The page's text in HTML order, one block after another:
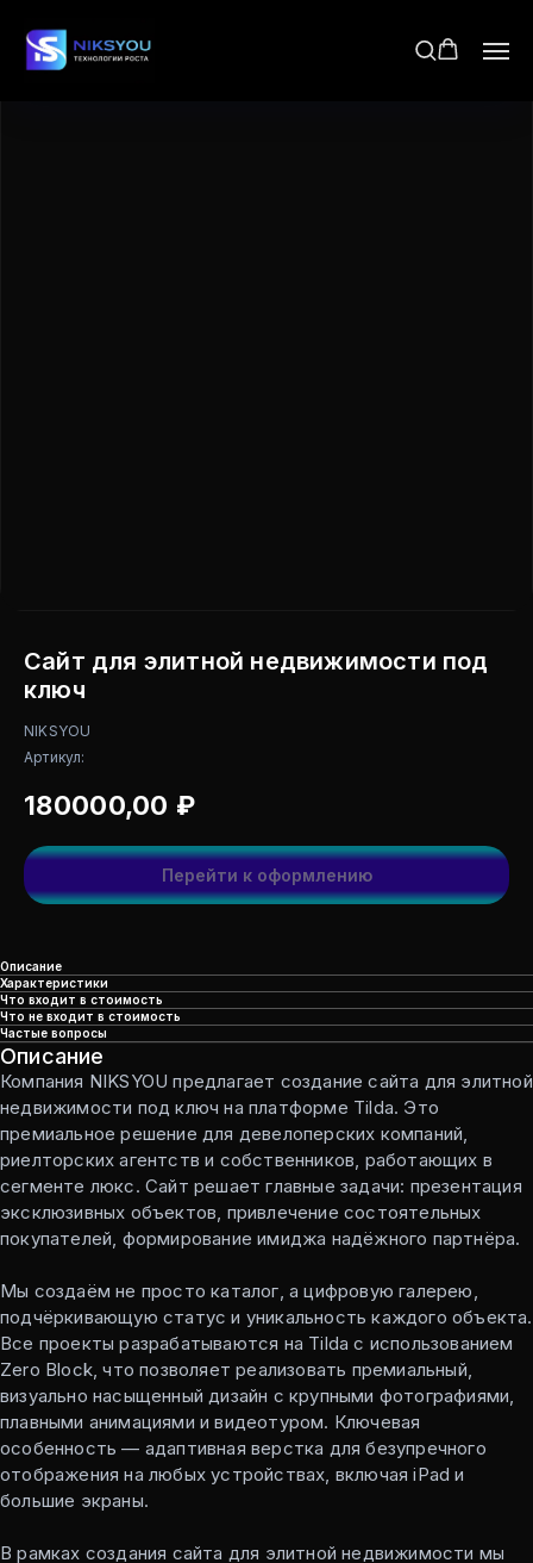
Сайт для элитной недвижимости под
ключ
NIKSYOU
Артикул:
180000,00 ₽
Перейти к оформлению
Описание
Характеристики
Что входит в стоимость
Что не входит в стоимость
Частые вопросы
Описание
Компания NIKSYOU предлагает создание сайта для элитной
недвижимости под ключ на платформе Tilda. Это
премиальное решение для девелоперских компаний,
риелторских агентств и собственников, работающих в
сегменте люкс. Сайт решает главные задачи: презентация
эксклюзивных объектов, привлечение состоятельных
покупателей, формирование имиджа надёжного партнёра.
Мы создаём не просто каталог, а цифровую галерею,
подчёркивающую статус и уникальность каждого объекта.
Все проекты разрабатываются на Tilda с использованием
Zero Block, что позволяет реализовать премиальный,
визуально насыщенный дизайн с крупными фотографиями,
плавными анимациями и видеотуром. Ключевая
особенность — адаптивная верстка для безупречного
отображения на любых устройствах, включая iPad и
большие экраны.
В рамках создания сайта для элитной недвижимости мы